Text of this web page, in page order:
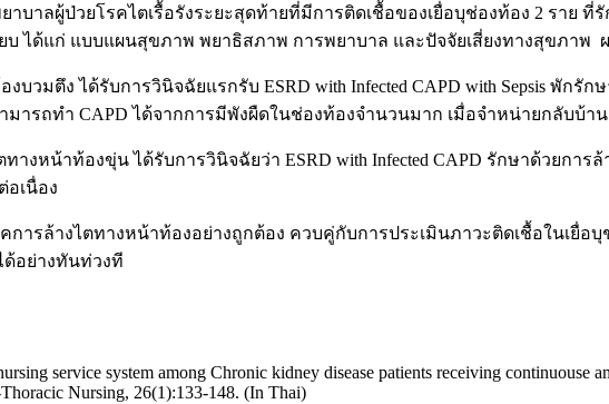
าลผู้ป่วยโรคไตเรื้อรังระยะสุดท้ายที่มีการติดเชื้อของเยื่อบุช่องท้อง 2 ราย ที่
บ ได้แก่ แบบแผนสุขภาพ พยาธิสภาพ การพยาบาล และปัจจัยเสี่ยงทางสุขภาพ
ตึง ได้รับการวินิจฉัยแรกรับ ESRD with Infected CAPD with Sepsis พักรัก
มารถทำ CAPD ได้จากการมีพังผืดในช่องท้องจำนวนมาก เมื่อจำหน่ายกลับบ้า
น้าท้องขุ่น ได้รับการวินิจฉัยว่า ESRD with Infected CAPD รักษาด้วยการ
อเนื่อง
รล้างไตทางหน้าท้องอย่างถูกต้อง ควบคู่กับการประเมินภาวะติดเชื้อในเยื่
อย่างทันท่วงที
service system among Chronic kidney disease patients receiving continuouse
Nursing, 26(1):133-148. (In Thai)